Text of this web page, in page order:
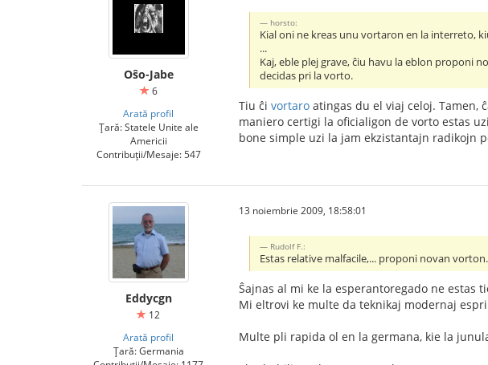
Oŝo-Jabe
6
Arată profil
Țară: Statele Unite ale
Americii
Contribuții/Mesaje: 547
horsto:
Kial oni ne kreas unu vortaron en la interreto,
...
Kaj, eble plej grave, ĉiu havu la eblon proponi
decidas pri la vorto.
Tiu ĉi vortaro atingas du el viaj celoj. Tamen,
maniero certigi la oficialigon de vorto estas
bone simple uzi la jam ekzistantajn radikojn
Eddycgn
12
Arată profil
Țară: Germania
13 noiembrie 2009, 18:58:01
Rudolf F.:
Estas relative malfacile,... proponi novan vorton.
Ŝajnas al mi ke la esperantoregado ne estas
Mi eltrovi ke multe da teknikaj modernaj
Multe pli rapida ol en la germana, kie la